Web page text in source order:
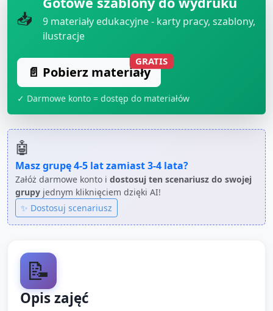
📥 9 materiały edukacyjne - karty pracy, szablony,
ilustracje
📄 Pobierz materiały
GRATIS
✓ Darmowe konto = dostęp do materiałów
🤖
Masz grupę4-5 latzamiast3-4 lata?
Załóż darmowe konto i dostosuj ten scenariusz do swojej
grupy jednym kliknięciem dzięki AI!
✨ Dostosuj scenariusz
📝
Opis zajęć